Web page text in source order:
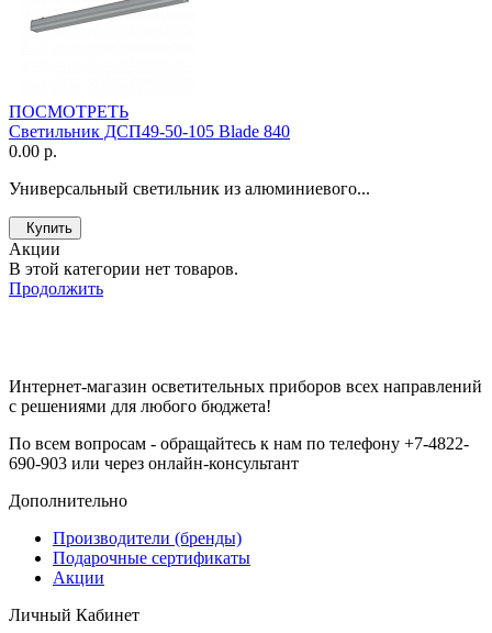
ПОСМОТРЕТЬ
Светильник ДСП49-50-105 Blade 840
0.00 р.
Универсальный светильник из алюминиевого...
Купить
Акции
В этой категории нет товаров.
Продолжить
Интернет-магазин осветительных приборов всех направлений
с решениями для любого бюджета!
По всем вопросам - обращайтесь к нам по телефону +7-4822-
690-903 или через онлайн-консультант
Дополнительно
Производители (бренды)
Подарочные сертификаты
Акции
Личный Кабинет